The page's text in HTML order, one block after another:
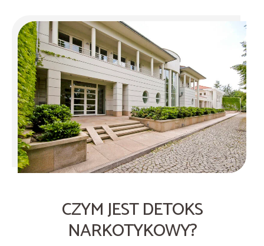
CZYM JEST DETOKS
NARKOTYKOWY?